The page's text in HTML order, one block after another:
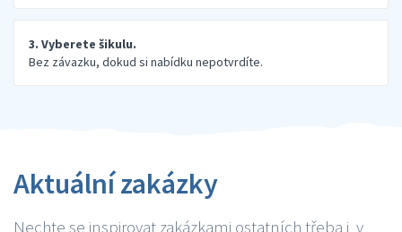
3. Vyberete šikulu.
Bez závazku, dokud si nabídku nepotvrdíte.
Aktuální zakázky
Nechte se inspirovat zakázkami ostatních třeba i v